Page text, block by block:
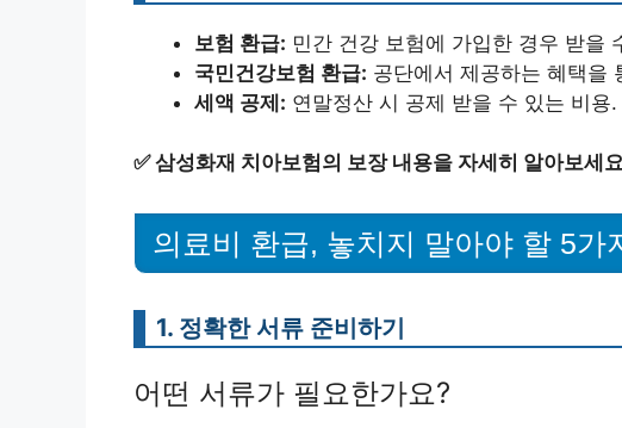
보험 환급: 민간 건강 보험에 가입한 경우 받을
국민건강보험 환급: 공단에서 제공하는 혜택을
세액 공제: 연말정산 시 공제 받을 수 있는 비용.
✅삼성화재 치아보험의 보장 내용을 자세히 알아보세
의료비 환급, 놓치지 말아야 할 5가
1. 정확한 서류 준비하기
어떤 서류가 필요한가요?